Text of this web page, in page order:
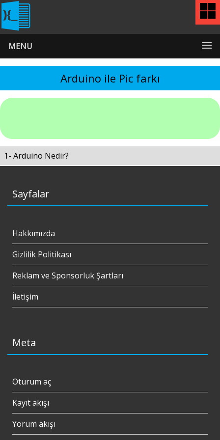
MENU
Arduino ile Pic farkı
1- Arduino Nedir?
Sayfalar
Hakkımızda
Gizlilik Politikası
Reklam ve Sponsorluk Şartları
İletişim
Meta
Oturum aç
Kayıt akışı
Yorum akışı